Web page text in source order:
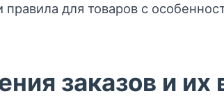
правила для товаров с
заказов и их